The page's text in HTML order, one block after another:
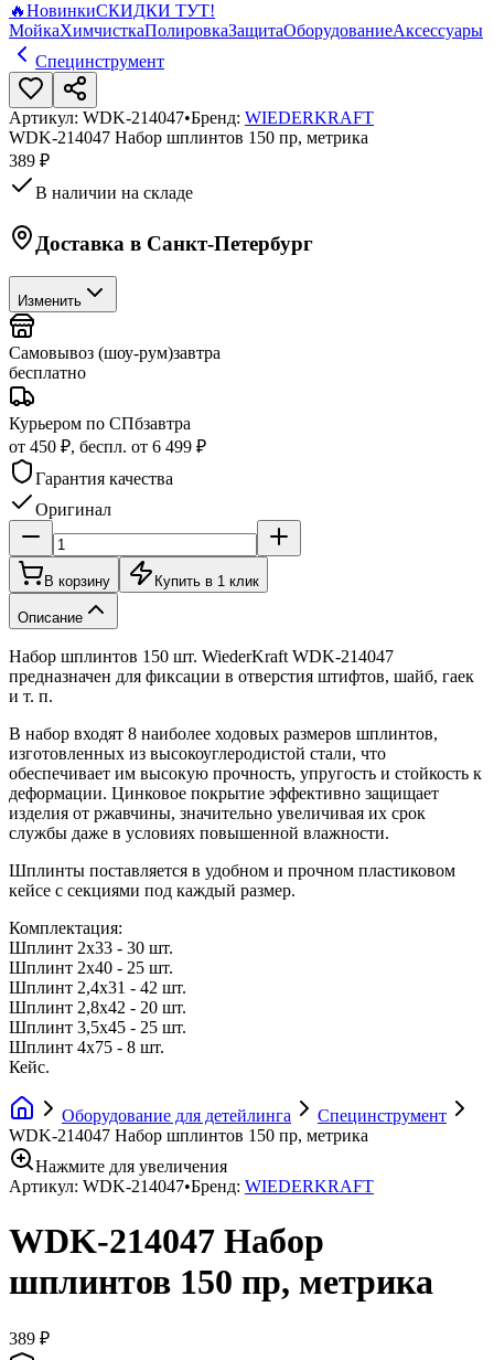
🔥НовинкиСКИДКИ ТУТ!
МойкаХимчисткаПолировкаЗащитаОборудованиеАксессуары
Специнструмент
Артикул: WDK-214047•Бренд: WIEDERKRAFT
WDK-214047 Набор шплинтов 150 пр, метрика
389 ₽
В наличии на складе
Доставка в Санкт-Петербург
Изменить
Самовывоз (шоу-рум)завтра
бесплатно
Курьером по СПбзавтра
от 450 ₽, беспл. от 6 499 ₽
Гарантия качества
Оригинал
В корзину Купить в 1 клик
Описание
Набор шплинтов 150 шт. WiederKraft WDK-214047
предназначен для фиксации в отверстия штифтов, шайб, гаек
и т. п.
В набор входят 8 наиболее ходовых размеров шплинтов,
изготовленных из высокоуглеродистой стали, что
обеспечивает им высокую прочность, упругость и стойкость к
деформации. Цинковое покрытие эффективно защищает
изделия от ржавчины, значительно увеличивая их срок
службы даже в условиях повышенной влажности.
Шплинты поставляется в удобном и прочном пластиковом
кейсе с секциями под каждый размер.
Комплектация:
Шплинт 2х33 - 30 шт.
Шплинт 2х40 - 25 шт.
Шплинт 2,4х31 - 42 шт.
Шплинт 2,8х42 - 20 шт.
Шплинт 3,5х45 - 25 шт.
Шплинт 4х75 - 8 шт.
Кейс.
Оборудование для детейлинга
Специнструмент
WDK-214047 Набор шплинтов 150 пр, метрика
Нажмите для увеличения
Артикул: WDK-214047•Бренд: WIEDERKRAFT
WDK-214047 Набор
шплинтов 150 пр, метрика
389 ₽